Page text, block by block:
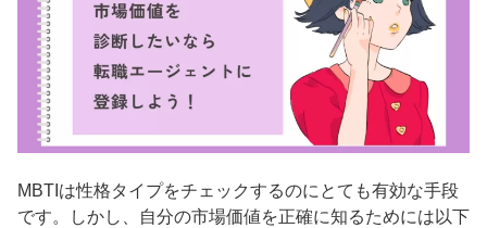
MBTIは性格タイプをチェックするのにとても有効な手段
です。しかし、自分の市場価値を正確に知るためには以下